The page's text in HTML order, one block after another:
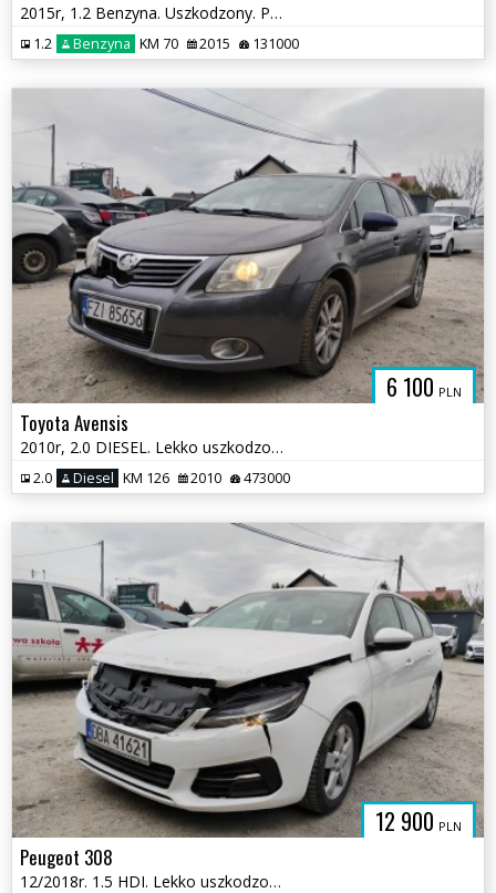
2015r, 1.2 Benzyna. Uszkodzony. Poobijany. Jeździ.
1.2 Benzyna KM 70 2015 131000
6 100 PLN
Toyota Avensis
2010r, 2.0 DIESEL. Lekko uszkodzony przód. Jeździ.
2.0 Diesel KM 126 2010 473000
12 900 PLN
Peugeot 308
12/2018r. 1.5 HDI. Lekko uszkodzony przód i prawy tył. Jeździ.